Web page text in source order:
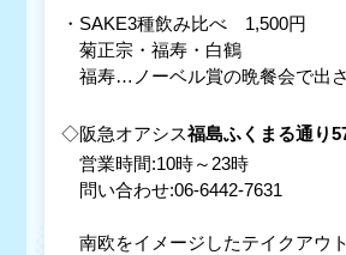
・SAKE3種飲み比べ 1,500円
菊正宗・福寿・白鶴
福寿…ノーベル賞の晩餐会で出
◇阪急オアシス福島ふくまる通り
営業時間:10時～23時
問い合わせ:06-6442-7631
南欧をイメージしたテイクアウ